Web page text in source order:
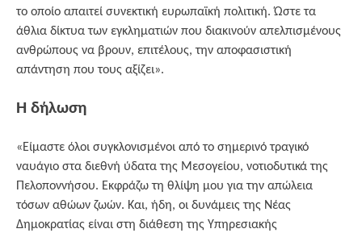
το οποίο απαιτεί συνεκτική ευρωπαϊκή πολιτική. Ώστε τα
άθλια δίκτυα των εγκληματιών που διακινούν απελπισμένους
ανθρώπους να βρουν, επιτέλους, την αποφασιστική
απάντηση που τους αξίζει».
Η δήλωση
«Είμαστε όλοι συγκλονισμένοι από το σημερινό τραγικό
ναυάγιο στα διεθνή ύδατα της Μεσογείου, νοτιοδυτικά της
Πελοποννήσου. Εκφράζω τη θλίψη μου για την απώλεια
τόσων αθώων ζωών. Και, ήδη, οι δυνάμεις της Νέας
Δημοκρατίας είναι στη διάθεση της Υπηρεσιακής